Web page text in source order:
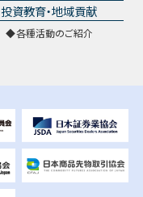
投資教育・地域貢献
各種活動のご紹介